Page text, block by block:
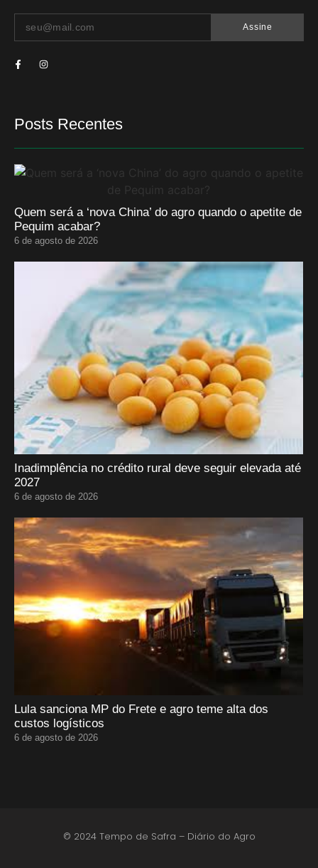
Assine
Posts Recentes
Quem será a ‘nova China’ do agro quando o apetite de
Pequim acabar?
6 de agosto de 2026
Inadimplência no crédito rural deve seguir elevada até
2027
6 de agosto de 2026
Lula sanciona MP do Frete e agro teme alta dos
custos logísticos
6 de agosto de 2026
© 2024 Tempo de Safra – Diário do Agro